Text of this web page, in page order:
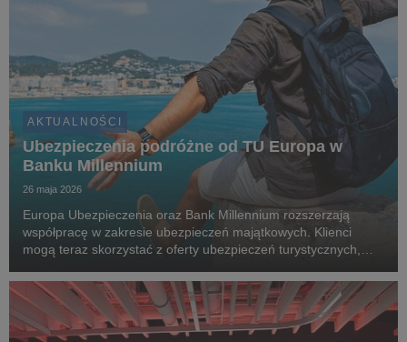
AKTUALNOŚCI
Ubezpieczenia podróżne od TU Europa w
Banku Millennium
26 maja 2026
Europa Ubezpieczenia oraz Bank Millennium rozszerzają
współpracę w zakresie ubezpieczeń majątkowych. Klienci
mogą teraz skorzystać z oferty ubezpieczeń turystycznych,